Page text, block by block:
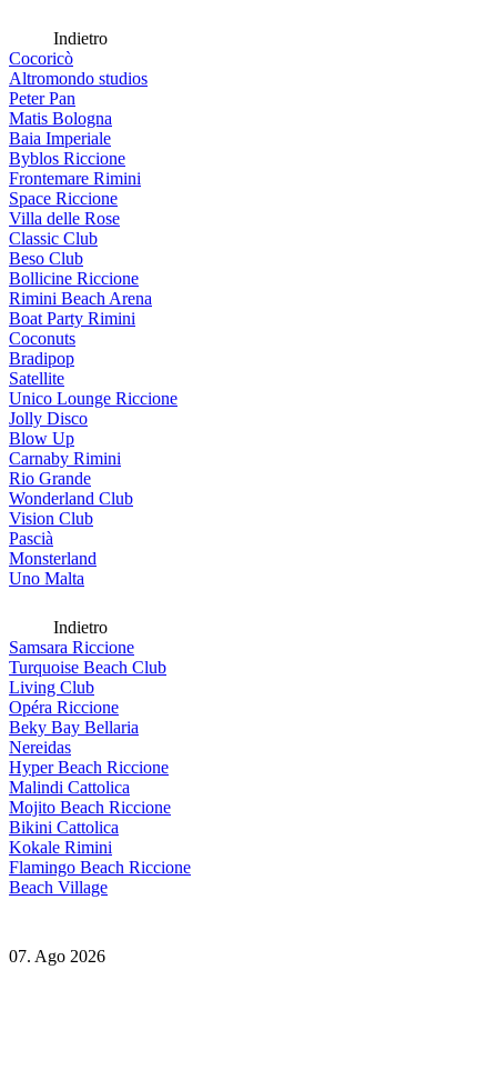
Indietro
Cocoricò
Altromondo studios
Peter Pan
Matis Bologna
Baia Imperiale
Byblos Riccione
Frontemare Rimini
Space Riccione
Villa delle Rose
Classic Club
Beso Club
Bollicine Riccione
Rimini Beach Arena
Boat Party Rimini
Coconuts
Bradipop
Satellite
Unico Lounge Riccione
Jolly Disco
Blow Up
Carnaby Rimini
Rio Grande
Wonderland Club
Vision Club
Pascià
Monsterland
Uno Malta
Indietro
Samsara Riccione
Turquoise Beach Club
Living Club
Opéra Riccione
Beky Bay Bellaria
Nereidas
Hyper Beach Riccione
Malindi Cattolica
Mojito Beach Riccione
Bikini Cattolica
Kokale Rimini
Flamingo Beach Riccione
Beach Village
07. Ago 2026